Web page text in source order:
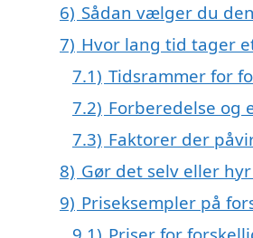
6) Sådan vælger du
7) Hvor lang tid tager
7.1) Tidsrammer for
7.2) Forberedelse og
7.3) Faktorer der
8) Gør det selv eller
9) Priseksempler på